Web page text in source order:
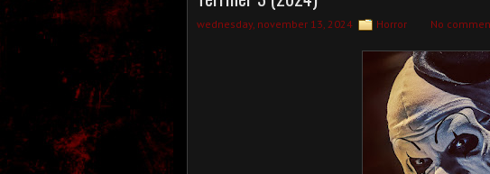
wednesday, november 13, 2024 Horror No